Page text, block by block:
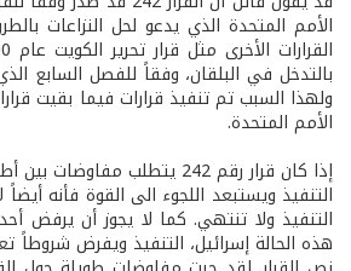
الأمم المتحدة الذي يدعو لحل النزاعات
بالتدخل في البلقان، وفقاً للفصل السابع
ولهذا السبب تم تنفيذ قرارات فيما بقيت
الأمم المتحدة.
إذا كان قرار رقم 242 يتطلب
التنفيذ ويستبعد اللجوء الى القوة فأنه
التنفيذ ولا تنتهي. كما لا يجوز أن يرفض
هذه الحالة إسرائيل، التنفيذ ويفرض